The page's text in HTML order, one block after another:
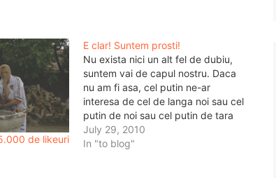
de likeuri
E clar! Suntem prosti!
Nu exista nici un alt fel de dubiu,
suntem vai de capul nostru. Daca
nu am fi asa, cel putin ne-ar
interesa de cel de langa noi sau cel
putin de noi sau cel putin de tara
asta sau de munca pe care noi o
facem. Cum dupa atatia ani…
July 29, 2010
In "to blog"